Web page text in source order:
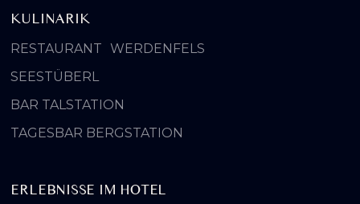
KULINARIK
RESTAURANT WERDENFELS
SEESTÜBERL
BAR TALSTATION
TAGESBAR BERGSTATION
ERLEBNISSE IM HOTEL